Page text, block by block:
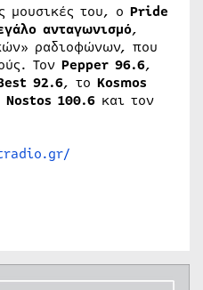
μουσικές του, ο Pride
ανταγωνισμό,
ραδιοφώνων, που
Τον Pepper 96.6,
92.6, το Kosmos
Nostos 100.6 και τον